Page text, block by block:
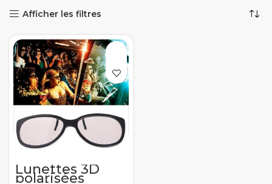
Afficher les filtres
Lunettes 3D
polarisées